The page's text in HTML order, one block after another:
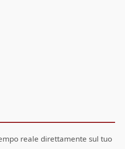
reale direttamente sul tuo